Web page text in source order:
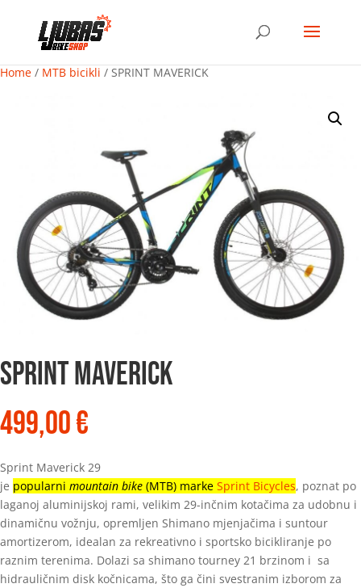
Home / MTB bicikli / SPRINT MAVERICK
SPRINT MAVERICK
499,00€
Sprint Maverick 29
je popularni mountain bike (MTB) marke Sprint Bicycles, poznat po
laganoj aluminijskoj rami, velikim 29-inčnim kotačima za udobnu i
dinamičnu vožnju, opremljen Shimano mjenjačima i suntour
amortizerom, idealan za rekreativno i sportsko bicikliranje po
raznim terenima. Dolazi sa shimano tourney 21 brzinom i sa
hidrauličnim disk kočnicama, što ga čini svestranim izborom za